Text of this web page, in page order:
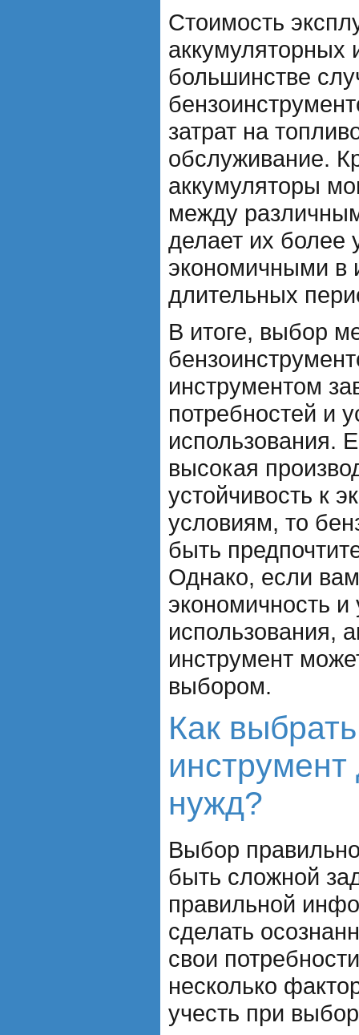
Стоимость
аккумуляторных
большинстве
затрат на
обслуживание.
аккумуляторы
между
делает их более
экономичными в
длительных
В итоге, выбор
инструментом
потребностей и
использования.
высокая
устойчивость к
условиям, то
быть
Однако, если
экономичность и
использования,
инструмент
выбором.
Как
нужд?
Выбор
быть сложной
правильной
сделать
свои
несколько
учесть при